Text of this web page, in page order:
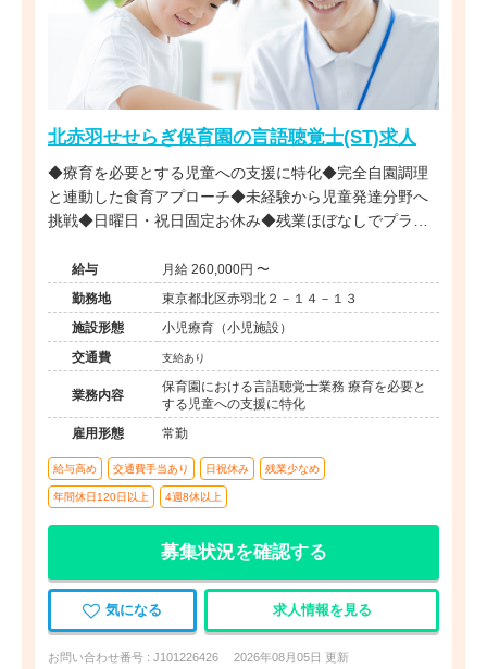
北赤羽せせらぎ保育園の言語聴覚士(ST)求人
◆療育を必要とする児童への支援に特化◆完全自園調理
と連動した食育アプローチ◆未経験から児童発達分野へ
挑戦◆日曜日・祝日固定お休み◆残業ほぼなしでプライ
給与
月給 260,000円 〜
勤務地
東京都北区赤羽北２－１４－１３
施設形態
小児療育（小児施設）
交通費
支給あり
業務内容
保育園における言語聴覚士業務 療育を必要と
する児童への支援に特化
雇用形態
常勤
給与高め 交通費手当あり 日祝休み 残業少なめ
年間休日120日以上 4週8休以上
募集状況を確認する
気になる 求人情報を見る
お問い合わせ番号 : J101226426 2026年08月05日 更新